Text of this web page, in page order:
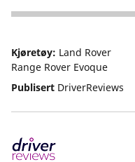
4
Kjøretøy: Land Rover
Range Rover Evoque
Publisert DriverReviews